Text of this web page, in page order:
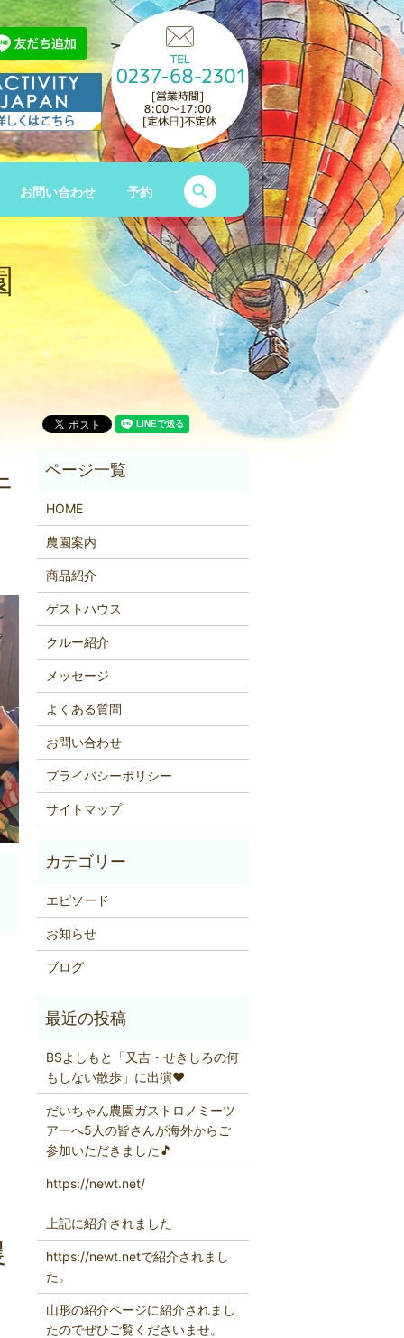
お問い合わせ 予約 search
HOME
農園案内
商品紹介
ゲストハウス
クルー紹介
メッセージ
よくある質問
お問い合わせ
プライバシーポリシー
サイトマップ
エピソード
お知らせ
ブログ
BSよしもと「又吉・せきしろの何
もしない散歩」に出演❤
だいちゃん農園ガストロノミーツ
アーへ5人の皆さんが海外からご
参加いただきました🎵
https://newt.net/
上記に紹介されました
https://newt.netで紹介されまし
た。
山形の紹介ページに紹介されまし
たのでぜひご覧くださいませ。